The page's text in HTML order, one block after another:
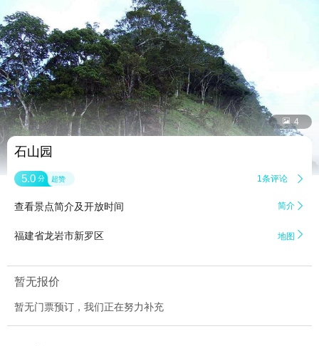
 4
石山园
5.0 分 超赞 1条评论 
查看景点简介及开放时间 简介 
福建省龙岩市新罗区 地图 
暂无报价
暂无门票预订，我们正在努力补充
